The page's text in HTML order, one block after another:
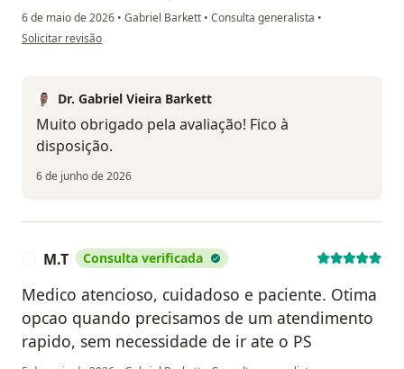
6 de maio de 2026 • Gabriel Barkett • Consulta generalista •
na opinião do utilizador IM
Solicitar revisão
Dr. Gabriel Vieira Barkett
Muito obrigado pela avaliação! Fico à
disposição.
6 de junho de 2026
M.T Consulta verificada
Medico atencioso, cuidadoso e paciente. Otima
opcao quando precisamos de um atendimento
rapido, sem necessidade de ir ate o PS